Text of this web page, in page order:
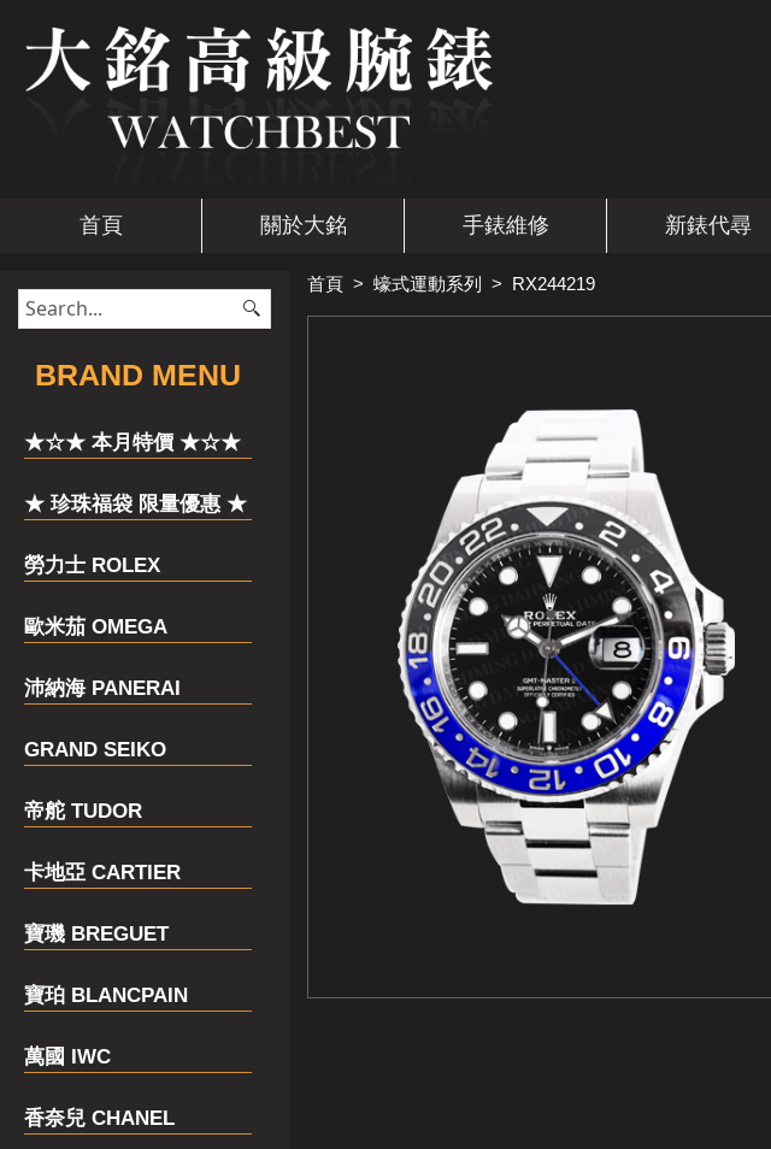
首頁 關於大銘 手錶維修 新錶代尋
​BRAND MENU
★☆★ 本月特價 ★☆★
★ 珍珠福袋 限量優惠 ★
勞力士 ROLEX
歐米茄 OMEGA
沛納海 PANERAI
GRAND SEIKO
帝舵 TUDOR
卡地亞 CARTIER
寶璣 BREGUET
寶珀 BLANCPAIN
萬國 IWC
香奈兒 CHANEL
首頁 > 蠔式運動系列 > RX244219